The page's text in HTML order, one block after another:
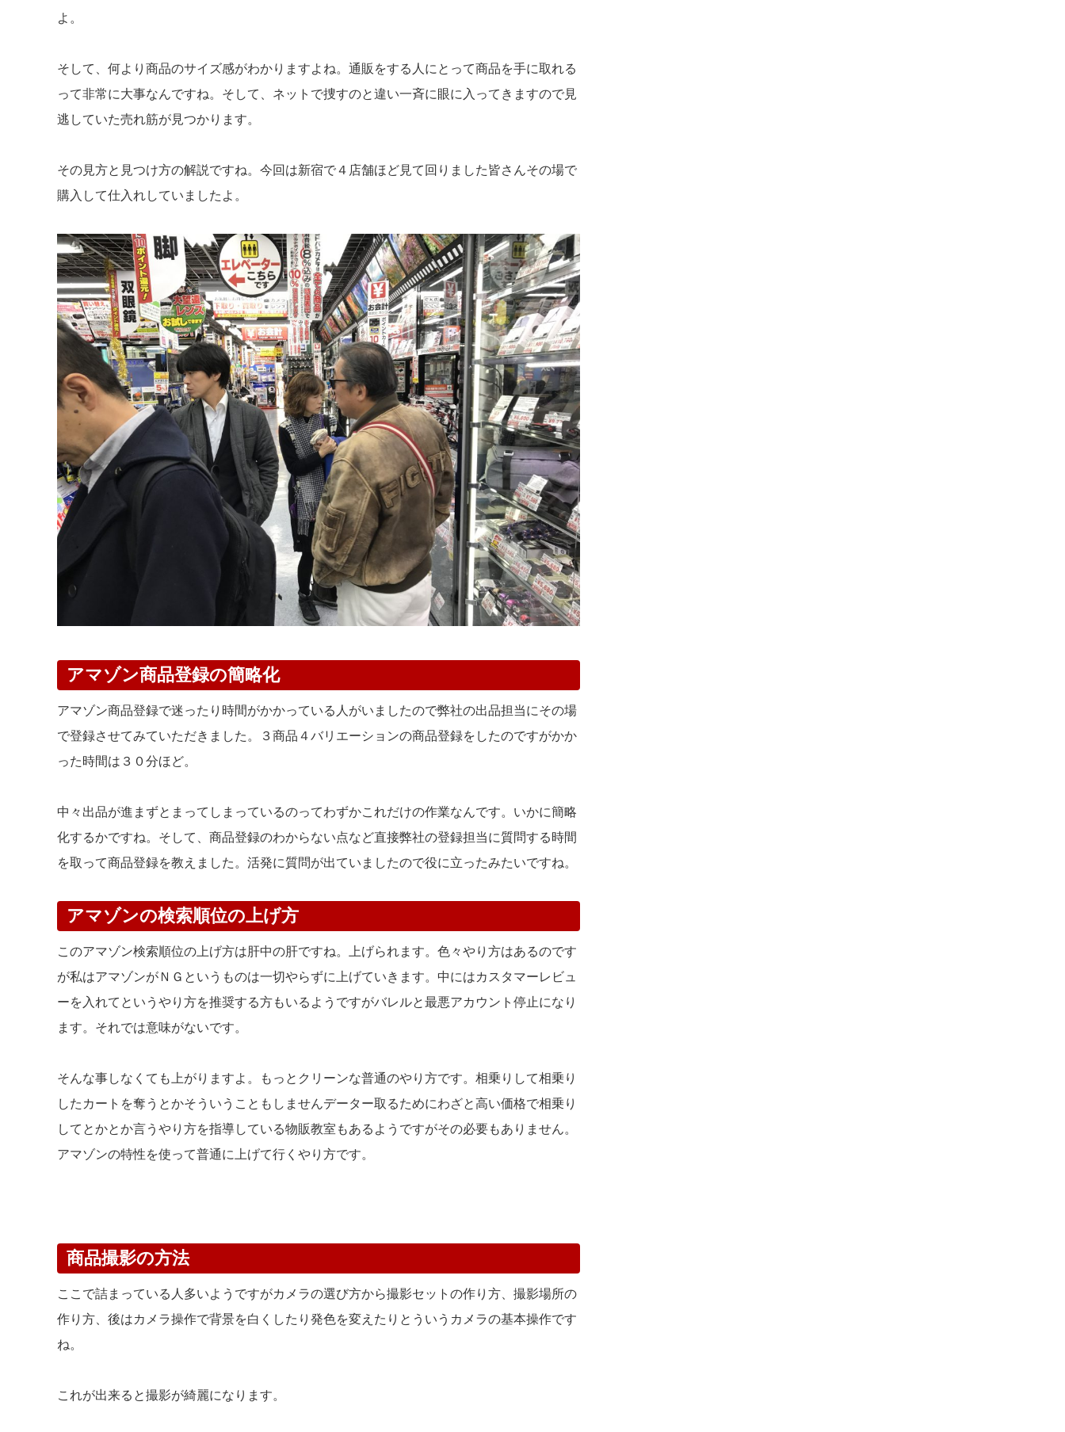
よ。
そして、何より商品のサイズ感がわかりますよね。通販をする人にとって商品を手に取れる
って非常に大事なんですね。そして、ネットで捜すのと違い一斉に眼に入ってきますので見
逃していた売れ筋が見つかります。
その見方と見つけ方の解説ですね。今回は新宿で４店舗ほど見て回りました皆さんその場で
購入して仕入れしていましたよ。
アマゾン商品登録の簡略化
アマゾン商品登録で迷ったり時間がかかっている人がいましたので弊社の出品担当にその場
で登録させてみていただきました。３商品４バリエーションの商品登録をしたのですがかか
った時間は３０分ほど。
中々出品が進まずとまってしまっているのってわずかこれだけの作業なんです。いかに簡略
化するかですね。そして、商品登録のわからない点など直接弊社の登録担当に質問する時間
を取って商品登録を教えました。活発に質問が出ていましたので役に立ったみたいですね。
アマゾンの検索順位の上げ方
このアマゾン検索順位の上げ方は肝中の肝ですね。上げられます。色々やり方はあるのです
が私はアマゾンがＮＧというものは一切やらずに上げていきます。中にはカスタマーレビュ
ーを入れてというやり方を推奨する方もいるようですがバレルと最悪アカウント停止になり
ます。それでは意味がないです。
そんな事しなくても上がりますよ。もっとクリーンな普通のやり方です。相乗りして相乗り
したカートを奪うとかそういうこともしませんデーター取るためにわざと高い価格で相乗り
してとかとか言うやり方を指導している物販教室もあるようですがその必要もありません。
アマゾンの特性を使って普通に上げて行くやり方です。
商品撮影の方法
ここで詰まっている人多いようですがカメラの選び方から撮影セットの作り方、撮影場所の
作り方、後はカメラ操作で背景を白くしたり発色を変えたりとういうカメラの基本操作です
ね。
これが出来ると撮影が綺麗になります。